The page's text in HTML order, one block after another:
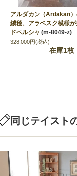
アルダカン（Ardakan
絨毯、アラベスク模様
ドペルシャ (m-8049-z)
328,000円(税込)
在庫1枚
同じテイスト